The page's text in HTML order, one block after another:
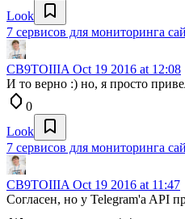
Look
7 сервисов для мониторинга
CB9TOIIIA Oct 19 2016 at 12:08
И то верно :) но, я просто
0
Look
7 сервисов для мониторинга
CB9TOIIIA Oct 19 2016 at 11:47
Согласен, но у Telegram'a API